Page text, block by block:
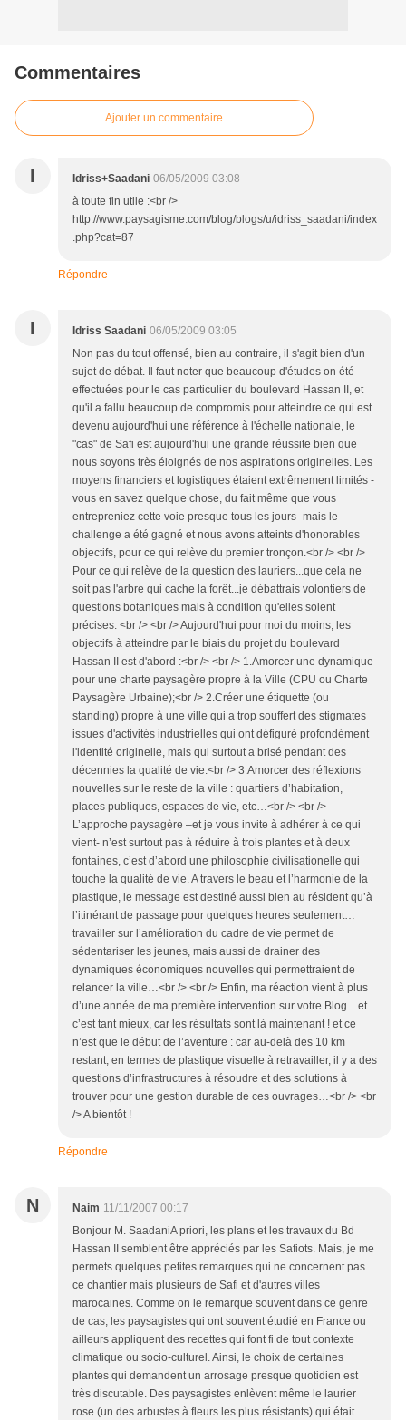
Commentaires
Ajouter un commentaire
I Idriss+Saadani 06/05/2009 03:08
à toute fin utile :<br />
http://www.paysagisme.com/blog/blogs/u/idriss_saadani/index
.php?cat=87
Répondre
I Idriss Saadani 06/05/2009 03:05
Non pas du tout offensé, bien au contraire, il s'agit bien d'un
sujet de débat. Il faut noter que beaucoup d'études on été
effectuées pour le cas particulier du boulevard Hassan II, et
qu'il a fallu beaucoup de compromis pour atteindre ce qui est
devenu aujourd'hui une référence à l'échelle nationale, le
"cas" de Safi est aujourd'hui une grande réussite bien que
nous soyons très éloignés de nos aspirations originelles. Les
moyens financiers et logistiques étaient extrêmement limités -
vous en savez quelque chose, du fait même que vous
entrepreniez cette voie presque tous les jours- mais le
challenge a été gagné et nous avons atteints d'honorables
objectifs, pour ce qui relève du premier tronçon.<br /> <br />
Pour ce qui relève de la question des lauriers...que cela ne
soit pas l'arbre qui cache la forêt...je débattrais volontiers de
questions botaniques mais à condition qu'elles soient
précises. <br /> <br /> Aujourd'hui pour moi du moins, les
objectifs à atteindre par le biais du projet du boulevard
Hassan II est d'abord :<br /> <br /> 1.Amorcer une dynamique
pour une charte paysagère propre à la Ville (CPU ou Charte
Paysagère Urbaine);<br /> 2.Créer une étiquette (ou
standing) propre à une ville qui a trop souffert des stigmates
issues d'activités industrielles qui ont défiguré profondément
l'identité originelle, mais qui surtout a brisé pendant des
décennies la qualité de vie.<br /> 3.Amorcer des réflexions
nouvelles sur le reste de la ville : quartiers d’habitation,
places publiques, espaces de vie, etc…<br /> <br />
L’approche paysagère –et je vous invite à adhérer à ce qui
vient- n’est surtout pas à réduire à trois plantes et à deux
fontaines, c’est d’abord une philosophie civilisationelle qui
touche la qualité de vie. A travers le beau et l’harmonie de la
plastique, le message est destiné aussi bien au résident qu’à
l’itinérant de passage pour quelques heures seulement…
travailler sur l’amélioration du cadre de vie permet de
sédentariser les jeunes, mais aussi de drainer des
dynamiques économiques nouvelles qui permettraient de
relancer la ville…<br /> <br /> Enfin, ma réaction vient à plus
d’une année de ma première intervention sur votre Blog…et
c’est tant mieux, car les résultats sont là maintenant ! et ce
n’est que le début de l’aventure : car au-delà des 10 km
restant, en termes de plastique visuelle à retravailler, il y a des
questions d’infrastructures à résoudre et des solutions à
trouver pour une gestion durable de ces ouvrages…<br /> <br
/> A bientôt !
Répondre
N Naim 11/11/2007 00:17
Bonjour M. SaadaniA priori, les plans et les travaux du Bd
Hassan II semblent être appréciés par les Safiots. Mais, je me
permets quelques petites remarques qui ne concernent pas
ce chantier mais plusieurs de Safi et d'autres villes
marocaines. Comme on le remarque souvent dans ce genre
de cas, les paysagistes qui ont souvent étudié en France ou
ailleurs appliquent des recettes qui font fi de tout contexte
climatique ou socio-culturel. Ainsi, le choix de certaines
plantes qui demandent un arrosage presque quotidien est
très discutable. Des paysagistes enlèvent même le laurier
rose (un des arbustes à fleurs les plus résistants) qui était